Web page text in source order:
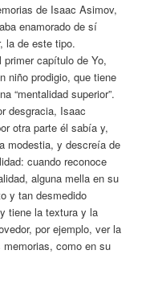
de Isaac Asimov,
enamorado de sí
la de este tipo.
capítulo de Yo,
niño prodigio, que tiene
“mentalidad superior”.
desgracia, Isaac
otra parte él sabía y,
modestia, y descreía de
cuando reconoce
alguna mella en su
y tan desmedido
tiene la textura y la
por ejemplo, ver la
como en su